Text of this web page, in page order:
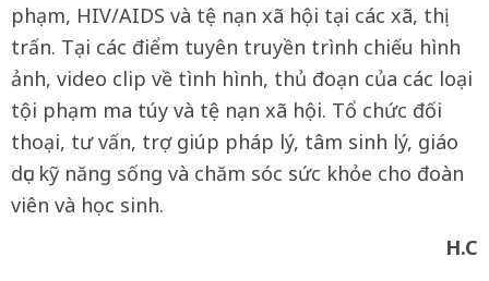
phạm, HIV/AIDS và tệ nạn xã hội tại các xã, thị
trấn. Tại các điểm tuyên truyền trình chiếu hình
ảnh, video clip về tình hình, thủ đoạn của các loại
tội phạm ma túy và tệ nạn xã hội. Tổ chức đối
thoại, tư vấn, trợ giúp pháp lý, tâm sinh lý, giáo
dục kỹ năng sống và chăm sóc sức khỏe cho đoàn
viên và học sinh.
H.C